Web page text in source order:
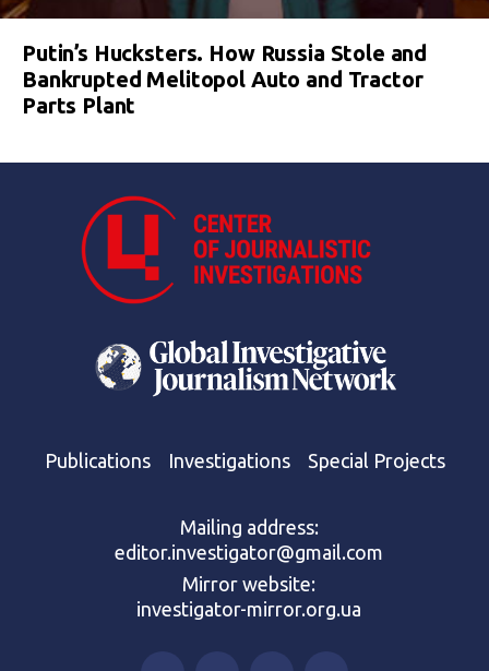
Putin’s Hucksters. How Russia Stole and
Bankrupted Melitopol Auto and Tractor
Parts Plant
Publications Investigations Special Projects
Mailing address:
editor.investigator@gmail.com
Mirror website:
investigator-mirror.org.ua